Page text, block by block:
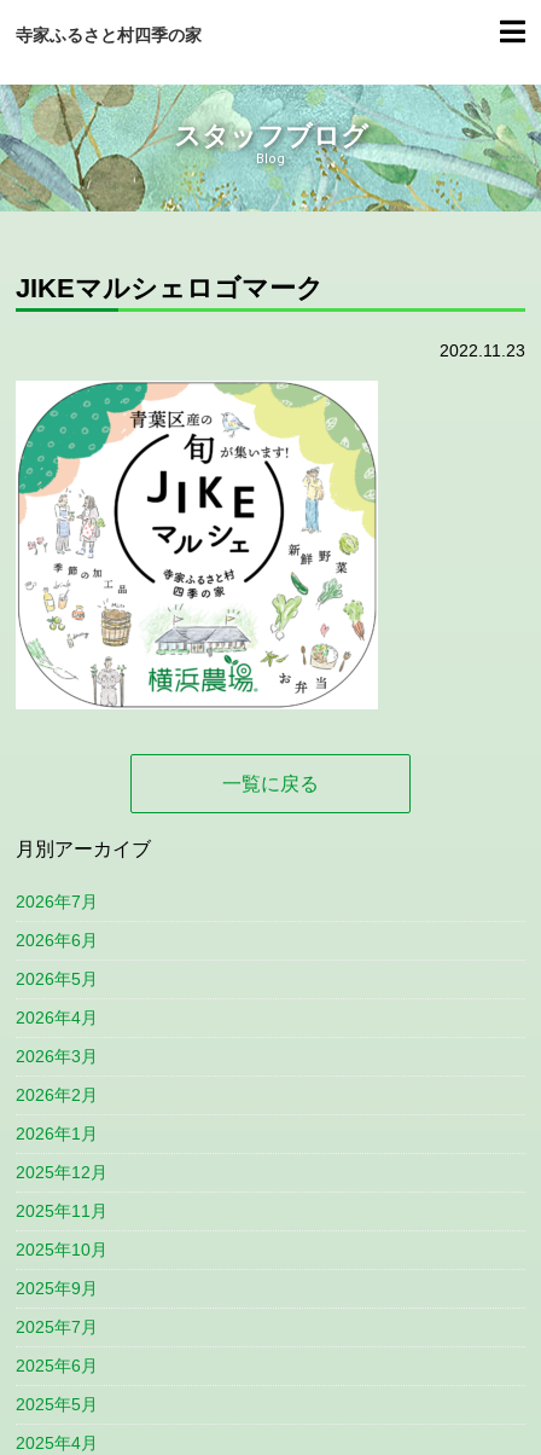
寺家ふるさと村四季の家
スタッフブログ
Blog
JIKEマルシェロゴマーク
2022.11.23
一覧に戻る
月別アーカイブ
2026年7月
2026年6月
2026年5月
2026年4月
2026年3月
2026年2月
2026年1月
2025年12月
2025年11月
2025年10月
2025年9月
2025年7月
2025年6月
2025年5月
2025年4月